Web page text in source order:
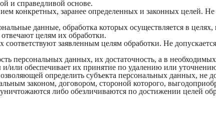
и справедливой основе.
конкретных, заранее определенных и законных целей.
данные, обработка которых осуществляется в
целям их обработки.
заявленным целям обработки. Не
персональных данных, их достаточность, а в
или обеспечивает их принятие по удалению или
определить субъекта персональных данных, не
законом, договором, стороной которого,
либо обезличиваются по достижении целей